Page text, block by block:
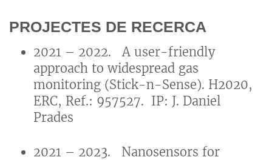
PROJECTES DE RECERCA
2021 – 2022. A user-friendly
approach to widespread gas
monitoring (Stick-n-Sense). H2020,
ERC, Ref.: 957527. IP: J. Daniel
Prades
2021 – 2023. Nanosensors for